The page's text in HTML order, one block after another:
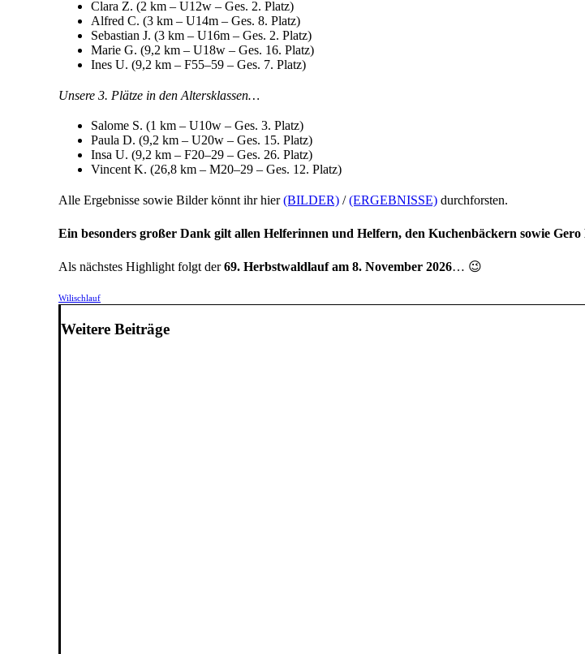
Clara Z. (2 km – U12w – Ges. 2. Platz)
Alfred C. (3 km – U14m – Ges. 8. Platz)
Sebastian J. (3 km – U16m – Ges. 2. Platz)
Marie G. (9,2 km – U18w – Ges. 16. Platz)
Ines U. (9,2 km – F55–59 – Ges. 7. Platz)
Unsere 3. Plätze in den Altersklassen…
Salome S. (1 km – U10w – Ges. 3. Platz)
Paula D. (9,2 km – U20w – Ges. 15. Platz)
Insa U. (9,2 km – F20–29 – Ges. 26. Platz)
Vincent K. (26,8 km – M20–29 – Ges. 12. Platz)
Alle Ergebnisse sowie Bilder könnt ihr hier(BILDER) /(ERGEBNISSE) durchforsten.
Ein besonders großer Dank gilt allen Helferinnen und Helfern, den Kuchenbäckern sowie
Als nächstes Highlight folgt der69. Herbstwaldlauf am 8. November 2026… 😉
Wilischlauf
Weitere Beiträge